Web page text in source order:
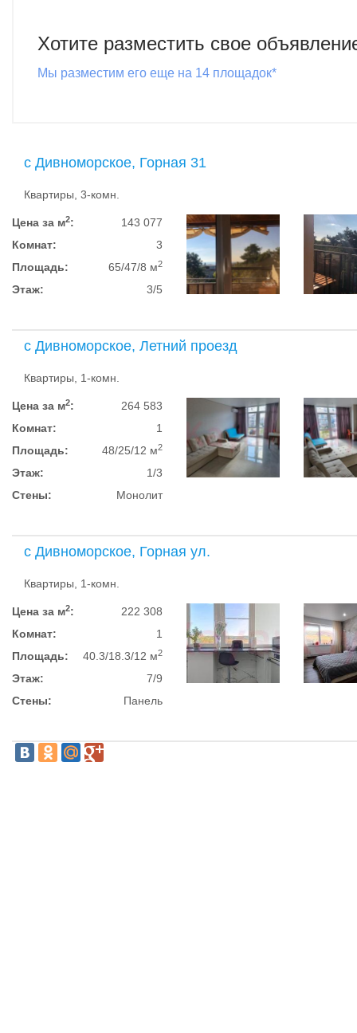
Хотите разместить свое
Мы разместим его еще на 14 площадок*
с Дивноморское, Горная 31
Квартиры, 3-комн.
Цена за м2:
143 077
Комнат:
3
Площадь:
65/47/8 м2
Этаж: 3/5
с Дивноморское, Летний проезд
Квартиры, 1-комн.
Цена за м2:
264 583
Комнат:
1
Площадь:
48/25/12 м2
Этаж:
1/3
Стены:
Монолит
с Дивноморское, Горная ул.
Квартиры, 1-комн.
Цена за м2:
222 308
Комнат:
1
Площадь:
40.3/18.3/12 м2
Этаж:
7/9
Стены:
Панель